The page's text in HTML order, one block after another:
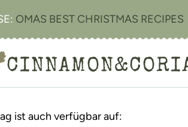
OMAS BEST CHRISTMAS RECIPES
ist auch verfügbar auf: